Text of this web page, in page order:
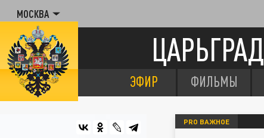
МОСКВА
ЦАРЬГРАД
ЭФИР ФИЛЬМЫ
PRO ВАЖНОЕ